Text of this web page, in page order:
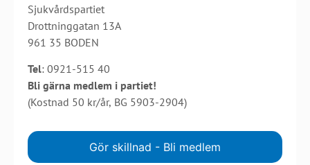
Sjukvårdspartiet
Drottninggatan 13A
961 35 BODEN
Tel: 0921-515 40
Bli gärna medlem i partiet!
(Kostnad 50 kr/år, BG 5903-2904)
Gör skillnad - Bli medlem